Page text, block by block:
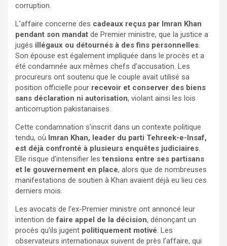
corruption.
L’affaire concerne des cadeaux reçus par Imran Khan
pendant son mandat de Premier ministre, que la justice a
jugés illégaux ou détournés à des fins personnelles.
Son épouse est également impliquée dans le procès et a
été condamnée aux mêmes chefs d’accusation. Les
procureurs ont soutenu que le couple avait utilisé sa
position officielle pour recevoir et conserver des biens
sans déclaration ni autorisation, violant ainsi les lois
anticorruption pakistanaises.
Cette condamnation s’inscrit dans un contexte politique
tendu, où Imran Khan, leader du parti Tehreek-e-Insaf,
est déjà confronté à plusieurs enquêtes judiciaires.
Elle risque d’intensifier lestensions entre ses partisans
et le gouvernement en place, alors que de nombreuses
manifestations de soutien à Khan avaient déjà eu lieu ces
derniers mois.
Les avocats de l’ex-Premier ministre ont annoncé leur
intention defaire appel de la décision, dénonçant un
procès qu’ils jugent politiquement motivé. Les
observateurs internationaux suivent de près l’affaire, qui